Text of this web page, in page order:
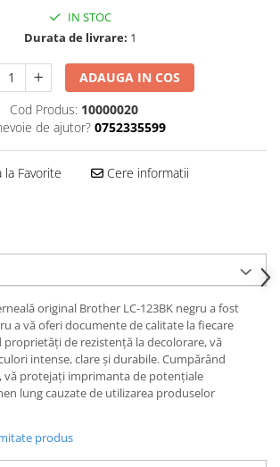
IN STOC
Durata de livrare: 1
ADAUGA IN COS
Cod Produs: 10000020
de ajutor? 0752335599
Favorite Cere informatii
original Brother LC-123BK negru a fost
a vă oferi documente de calitate la fiecare
proprietăți de rezistență la decolorare, vă
intense, clare și durabile. Cumpărând
vă protejați imprimanta de potențiale
lung cauzate de utilizarea produselor
produs